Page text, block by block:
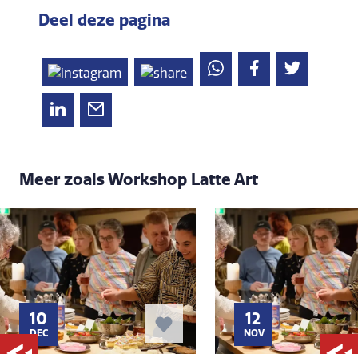
Deel deze pagina
Meer zoals Workshop Latte Art
10
DEC
12
NOV